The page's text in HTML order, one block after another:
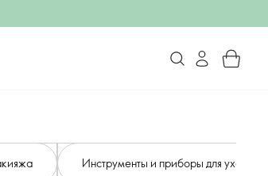
Инструменты и приборы для ухода